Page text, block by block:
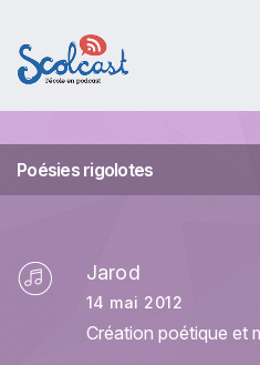
Poésies rigolotes
Jarod
14 mai 2012
Création poétique et